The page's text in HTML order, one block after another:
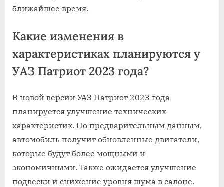
ближайшее время.
Какие изменения в
характеристиках планируются у
УАЗ Патриот 2023 года?
В новой версии УАЗ Патриот 2023 года
планируется улучшение технических
характеристик. По предварительным данным,
автомобиль получит обновленные двигатели,
которые будут более мощными и
экономичными. Также ожидается улучшение
подвески и снижение уровня шума в салоне.